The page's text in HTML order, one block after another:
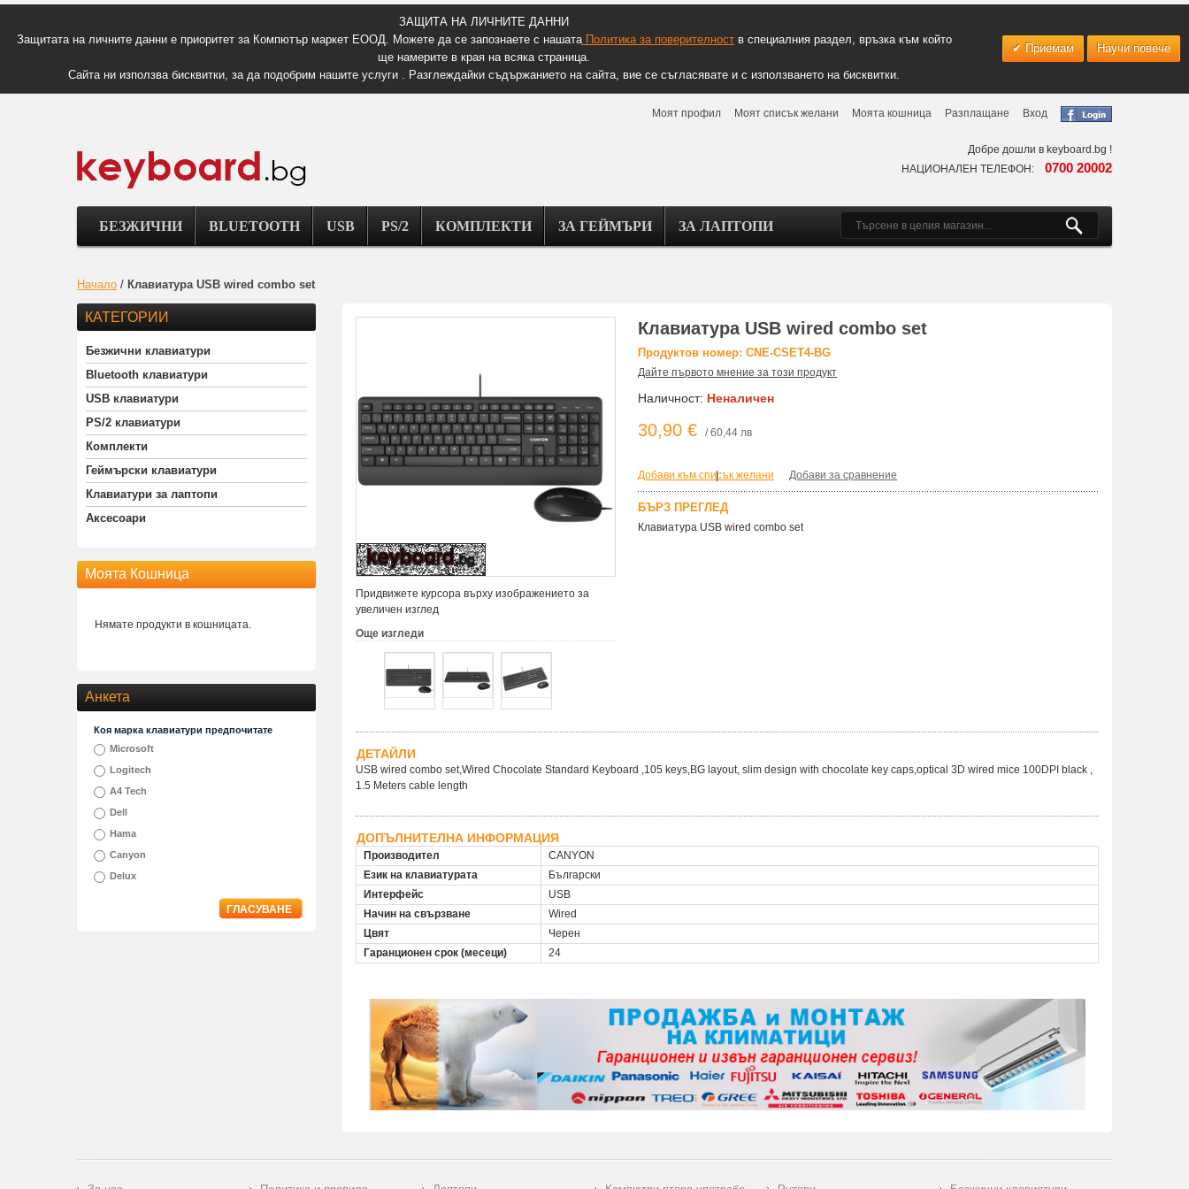
ЗАЩИТА НА ЛИЧНИТЕ ДАННИ
Защитата на личните данни е приоритет за Компютър маркет ЕООД. Можете да се запознаете с нашатаПолитика за поверителноств специалния раздел, връзка към който
ще намерите в края на всяка страница.
Сайта ни използва бисквитки, за да подобрим нашите услуги . Разглеждайки съдържанието на сайта, вие се съгласявате и с използването на бисквитки.
Приемам Научи повече
Моят профил Моят списък желани Моята кошница Разплащане Вход
Добре дошли в keyboard.bg !
НАЦИОНАЛЕН ТЕЛЕФОН: 0700 20002
БЕЗЖИЧНИ BLUETOOTH USB PS/2 КОМПЛЕКТИ ЗА ГЕЙМЪРИ ЗА ЛАПТОПИ
Начало / Клавиатура USB wired combo set
Придвижете курсора върху изображението за
увеличен изглед
Още изгледи
Клавиатура USB wired combo set
Продуктов номер: CNE-CSET4-BG
Дайте първото мнение за този продукт
Наличност: Неналичен
30,90 € / 60,44 лв
Добави към списък желани
| Добави за сравнение
БЪРЗ ПРЕГЛЕД
Клавиатура USB wired combo set
ДЕТАЙЛИ
USB wired combo set,Wired Chocolate Standard Keyboard ,105 keys,BG layout, slim design with chocolate key caps,optical 3D wired mice 100DPI black ,
1.5 Meters cable length
ДОПЪЛНИТЕЛНА ИНФОРМАЦИЯ
Производител
CANYON
Език на клавиатурата
Български
Интерфейс
USB
Начин на свързване
Wired
Цвят
Черен
Гаранционен срок (месеци)
24
КАТЕГОРИИ
Безжични клавиатури
Bluetooth клавиатури
USB клавиатури
PS/2 клавиатури
Комплекти
Геймърски клавиатури
Клавиатури за лаптопи
Аксесоари
Моята Кошница
Нямате продукти в кошницата.
Анкета
Коя марка клавиатури предпочитате
Microsoft
Logitech
A4 Tech
Dell
Hama
Canyon
Delux
ГЛАСУВАНЕ